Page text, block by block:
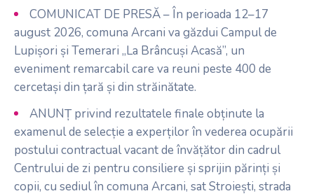
COMUNICAT DE PRESĂ – În perioada 12–17
august 2026, comuna Arcani va găzdui Campul de
Lupișori și Temerari „La Brâncuși Acasă”, un
eveniment remarcabil care va reuni peste 400 de
cercetași din țară și din străinătate.
ANUNȚ privind rezultatele finale obținute la
examenul de selecție a experților în vederea ocupării
postului contractual vacant de învățător din cadrul
Centrului de zi pentru consiliere și sprijin părinți și
copii, cu sediul în comuna Arcani, sat Stroiești, strada